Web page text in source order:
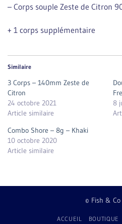
– Corps souple Zeste de Citron
+ 1 corps supplémentaire
Similaire
3 Corps – 140mm Zeste de
Citron
24 octobre 2021
Article similaire
8
Combo Shore – 8g – Khaki
10 octobre 2020
Article similaire
© Fish & Co
ACCUEIL BOUTIQUE